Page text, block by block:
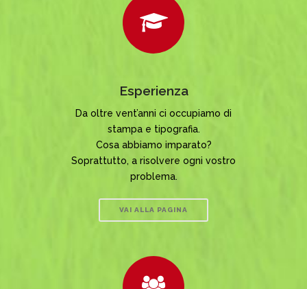
Esperienza
Da oltre vent’anni ci occupiamo di
stampa e tipografia.
Cosa abbiamo imparato?
Soprattutto, a risolvere ogni vostro
problema.
VAI ALLA PAGINA